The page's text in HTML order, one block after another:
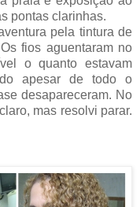
pontas clarinhas.
pela tintura de
fios aguentaram no
o quanto estavam
apesar de todo o
desapareceram. No
mas resolvi parar.